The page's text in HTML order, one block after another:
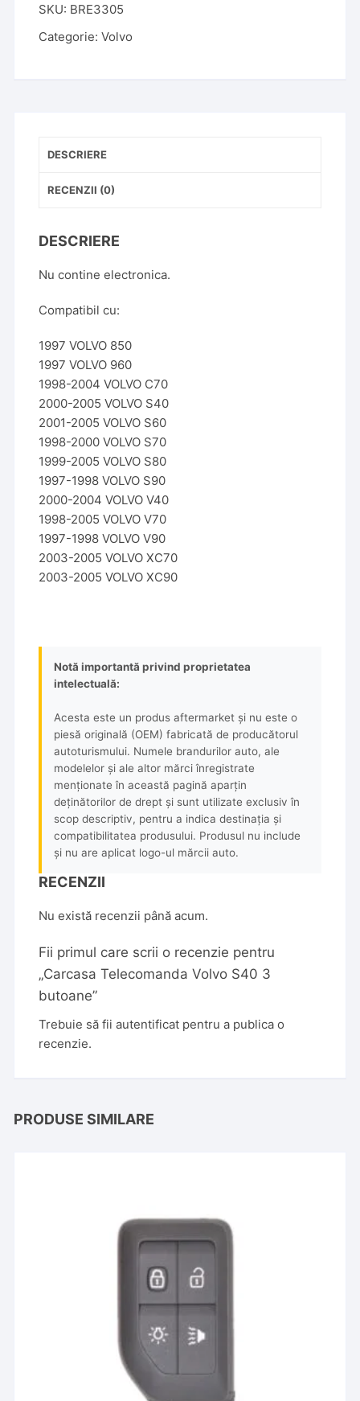
Volvo
S40
SKU: BRE3305
Categorie:Volvo
DESCRIERE
RECENZII (0)
DESCRIERE
Nu contine electronica.
Compatibil cu:
1997 VOLVO 850
1997 VOLVO 960
1998-2004 VOLVO C70
2000-2005 VOLVO S40
2001-2005 VOLVO S60
1998-2000 VOLVO S70
1999-2005 VOLVO S80
1997-1998 VOLVO S90
2000-2004 VOLVO V40
1998-2005 VOLVO V70
1997-1998 VOLVO V90
2003-2005 VOLVO XC70
2003-2005 VOLVO XC90
Notă importantă privind proprietatea
intelectuală:
Acesta este un produs aftermarket și nu este o
piesă originală (OEM) fabricată de producătorul
autoturismului. Numele brandurilor auto, ale
modelelor și ale altor mărci înregistrate
menționate în această pagină aparțin
deținătorilor de drept și sunt utilizate exclusiv în
scop descriptiv, pentru a indica destinația și
compatibilitatea produsului. Produsul nu include
și nu are aplicat logo-ul mărcii auto.
RECENZII
Nu există recenzii până acum.
Fii primul care scrii o recenzie pentru
„Carcasa Telecomanda Volvo S40 3
butoane”
Trebuie să fiiautentificat pentru a publica o
recenzie.
PRODUSE SIMILARE